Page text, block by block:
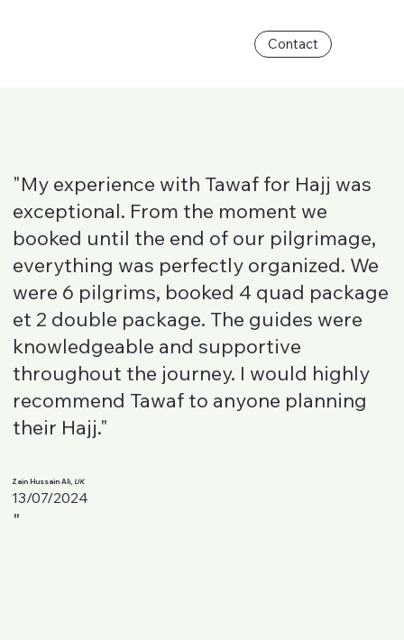
Contact
"My experience with Tawaf for Hajj was
exceptional. From the moment we
booked until the end of our pilgrimage,
everything was perfectly organized. We
were 6 pilgrims, booked 4 quad package
et 2 double package. The guides were
knowledgeable and supportive
throughout the journey. I would highly
recommend Tawaf to anyone planning
their Hajj."
Zain Hussain Ali, UK
13/07/2024
"